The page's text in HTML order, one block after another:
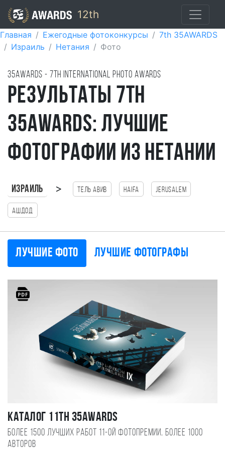
12th
Главная Ежегодные фотоконкурсы
7th 35AWARDS
Израиль
Нетания Фото
35AWARDS - 7TH international photo awards
Результаты 7th
35AWARDS: лучшие
фотографии из Нетании
Израиль > Тель Авив haifa Jerusalem
Ашдод
Лучшие фото Лучшие фотографы
Каталог 11TH 35AWARDS
Более 1500 лучших работ 11-ой фотопремии, более 1000
авторов